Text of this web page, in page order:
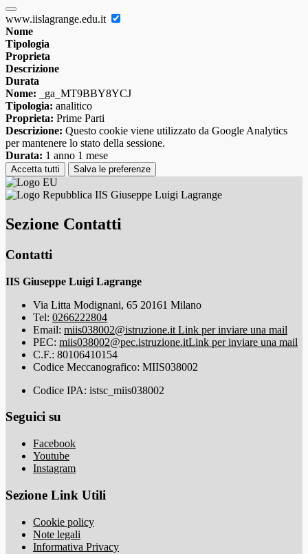
www.iislagrange.edu.it
Nome
Tipologia
Proprieta
Descrizione
Durata
Nome: _ga_MT9BBY8YCJ
Tipologia: analitico
Proprieta: Prime Parti
Descrizione: Questo cookie viene utilizzato da Google Analytics
per mantenere lo stato della sessione.
Durata: 1 anno 1 mese
Accetta tutti Salva le preferenze
IIS Giuseppe Luigi Lagrange
Sezione Contatti
Contatti
IIS Giuseppe Luigi Lagrange
Via Litta Modignani, 65 20161 Milano
Tel: 0266222804
Email: miis038002@istruzione.it Link per inviare una mail
PEC: miis038002@pec.istruzione.itLink per inviare una mail
C.F.: 80106410154
Codice Meccanografico: MIIS038002
Codice IPA: istsc_miis038002
Seguici su
Facebook
Youtube
Instagram
Sezione Link Utili
Cookie policy
Note legali
Informativa Privacy